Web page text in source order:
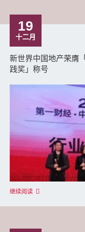
19
十二月
新世界中国地产荣膺
践奖」称号
继续阅读